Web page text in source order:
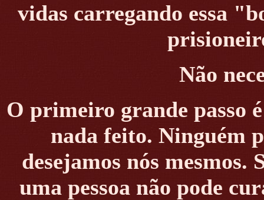
vidas carregando essa
Não
O primeiro grande passo
nada feito. Ninguém
desejamos nós mesmos.
uma pessoa não pode